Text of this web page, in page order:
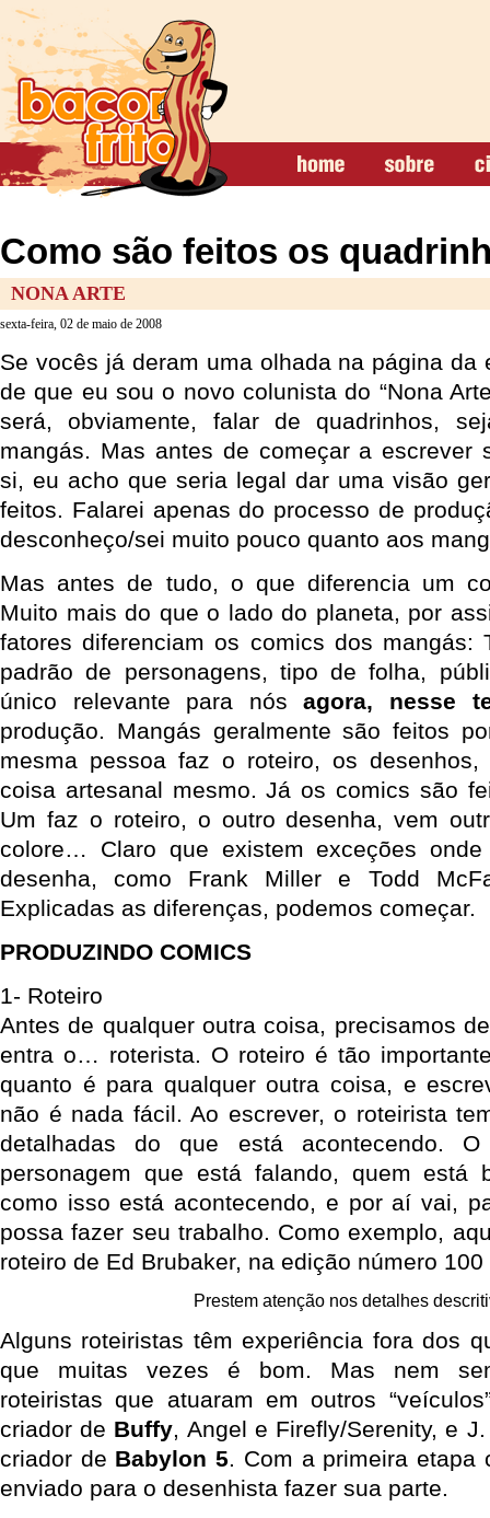
Como são feitos os
NONA ARTE
sexta-feira, 02 de maio de 2008
Se vocês já deram uma olhada na página da
de que eu sou o novo colunista do “Nona
será, obviamente, falar de quadrinhos,
mangás. Mas antes de começar a escrever
si, eu acho que seria legal dar uma visão
feitos. Falarei apenas do processo de
desconheço/sei muito pouco quanto aos
Mas antes de tudo, o que diferencia um
Muito mais do que o lado do planeta, por
fatores diferenciam os comics dos mangás:
padrão de personagens, tipo de folha,
único relevante para nósagora, nesse
produção. Mangás geralmente são feitos
mesma pessoa faz o roteiro, os desenhos,
coisa artesanal mesmo. Já os comics são
Um faz o roteiro, o outro desenha, vem
colore… Claro que existem exceções
desenha, como Frank Miller e Todd
Explicadas as diferenças, podemos começar.
PRODUZINDO COMICS
1- Roteiro
Antes de qualquer outra coisa, precisamos
entra o… roterista. O roteiro é tão
quanto é para qualquer outra coisa, e
não é nada fácil. Ao escrever, o roteirista
detalhadas do que está acontecendo.
personagem que está falando, quem está
como isso está acontecendo, e por aí vai,
possa fazer seu trabalho. Como exemplo,
roteiro de Ed Brubaker, na edição número
Prestem atenção nos detalhes
Alguns roteiristas têm experiência fora dos
que muitas vezes é bom. Mas nem
roteiristas que atuaram em outros
criador de Buffy, Angel e Firefly/Serenity, e
criador de Babylon 5. Com a primeira etapa
enviado para o desenhista fazer sua parte.